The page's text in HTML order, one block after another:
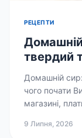
РЕЦЕПТИ
твердий
Домашній
чого почати
магазині,
9 Липня, 2026